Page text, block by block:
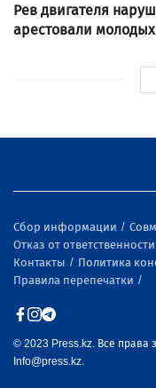
Рев двигателя
арестовали
Сбор информации
Отказ от ответственности
Контакты
Политика
Правила перепечатки
© 2023 Press.kz. Все
Info@press.kz.